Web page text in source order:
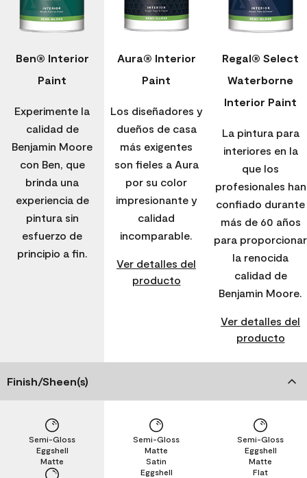
Ben® Interior
Paint
Experimente la
calidad de
Benjamin Moore
con Ben, que
brinda una
experiencia de
pintura sin
esfuerzo de
principio a fin.
Aura® Interior
Paint
Los diseñadores y
dueños de casa
más exigentes
son fieles a Aura
por su color
impresionante y
calidad
incomparable.
Ver detalles del
producto
Regal® Select
Waterborne
Interior Paint
La pintura para
interiores en la
que los
profesionales han
confiado durante
más de 60 años
para proporcionar
la renocida
calidad de
Benjamin Moore.
Ver detalles del
producto
Finish/Sheen(s)
Matte
Eggshell
Semi-Gloss
Eggshell
Satin
Matte
Semi-Gloss
Flat
Matte
Eggshell
Semi-Gloss